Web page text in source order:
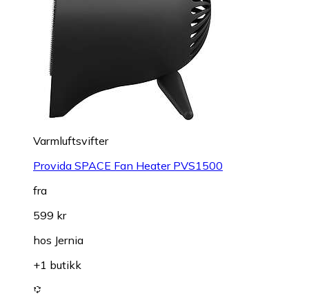
Varmluftsvifter
Provida SPACE Fan Heater PVS1500
fra
599 kr
hos Jernia
+1 butikk